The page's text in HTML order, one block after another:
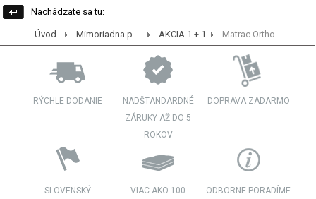
Nachádzate sa tu:
Úvod Mimoriadna p... AKCIA 1 + 1 Matrac Ortho...
RÝCHLE DODANIE
NADŠTANDARDNÉ
ZÁRUKY AŽ DO 5
ROKOV
DOPRAVA ZADARMO
SLOVENSKÝ
VIAC AKO 100
ODBORNE PORADÍME